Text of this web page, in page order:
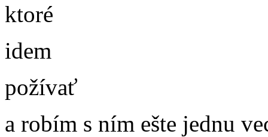
ktoré
idem
požívať
a robím s ním ešte jednu